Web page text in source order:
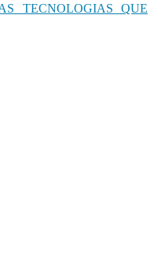
TECNOLOGIAS QUE